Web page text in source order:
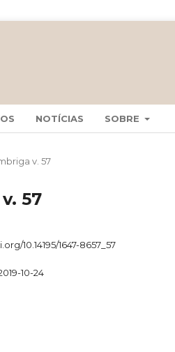
NOTÍCIAS SOBRE
v. 57
57
10.14195/1647-8657_57
10-24